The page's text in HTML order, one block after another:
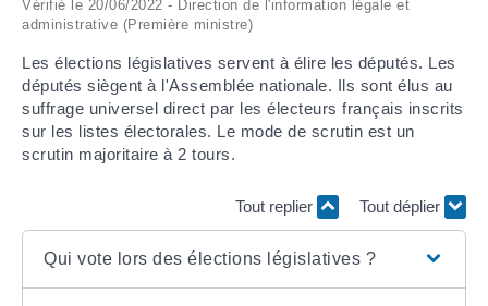
Vérifié le 20/06/2022 - Direction de l'information légale et
administrative (Première ministre)
Les élections législatives servent à élire les députés. Les
députés siègent à l'Assemblée nationale. Ils sont élus au
suffrage universel direct par les électeurs français inscrits
sur les listes électorales. Le mode de scrutin est un
scrutin majoritaire à 2 tours.
Tout replier Tout déplier
Qui vote lors des élections législatives ?
DÉLIBÉRATIONS